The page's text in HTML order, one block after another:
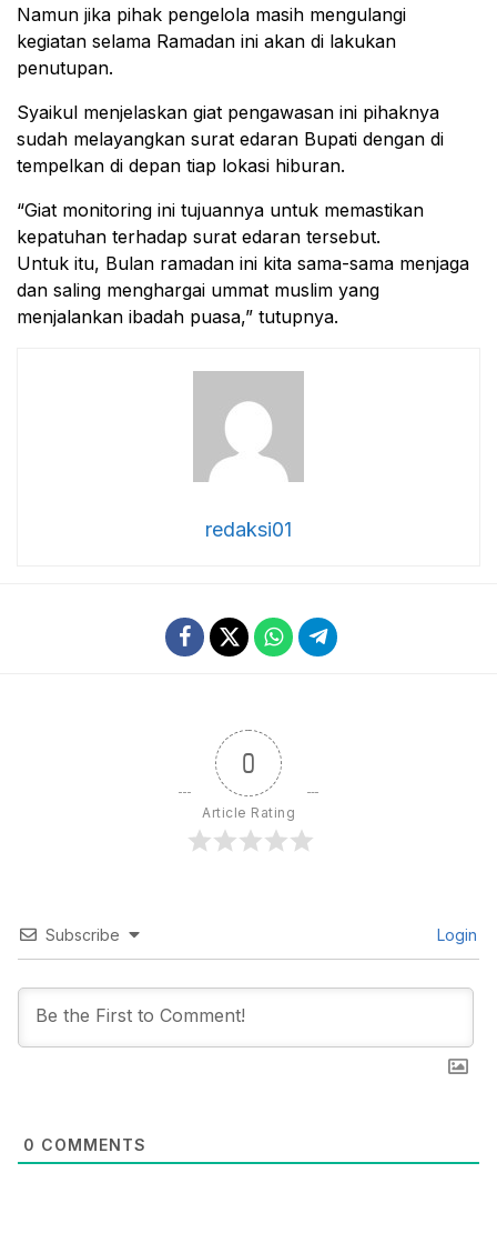
Namun jika pihak pengelola masih mengulangi
kegiatan selama Ramadan ini akan di lakukan
penutupan.
Syaikul menjelaskan giat pengawasan ini pihaknya
sudah melayangkan surat edaran Bupati dengan di
tempelkan di depan tiap lokasi hiburan.
“Giat monitoring ini tujuannya untuk memastikan
kepatuhan terhadap surat edaran tersebut.
Untuk itu, Bulan ramadan ini kita sama-sama menjaga
dan saling menghargai ummat muslim yang
menjalankan ibadah puasa,” tutupnya.
redaksi01
0
Article Rating
Subscribe Login
0 COMMENTS